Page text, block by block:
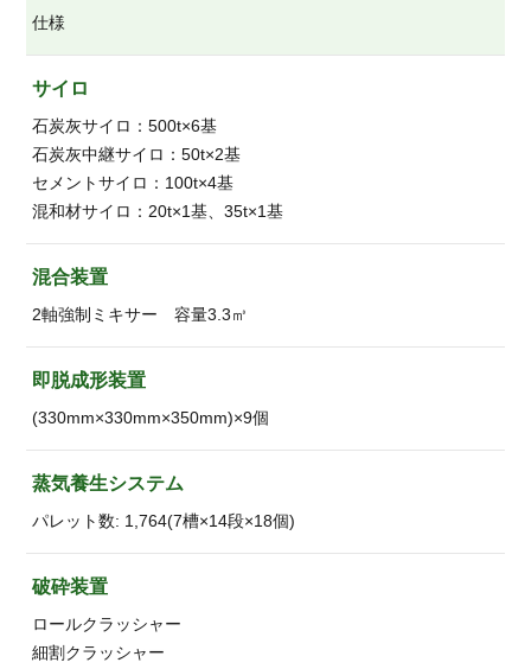
仕様
サイロ
石炭灰サイロ：500t×6基
石炭灰中継サイロ：50t×2基
セメントサイロ：100t×4基
混和材サイロ：20t×1基、35t×1基
混合装置
2軸強制ミキサー 容量3.3㎥
即脱成形装置
(330mm×330mm×350mm)×9個
蒸気養生システム
パレット数: 1,764(7槽×14段×18個)
破砕装置
ロールクラッシャー
細割クラッシャー